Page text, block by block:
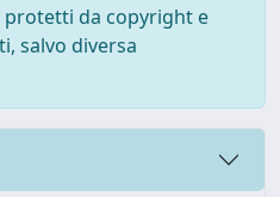
protetti da copyright e
salvo diversa